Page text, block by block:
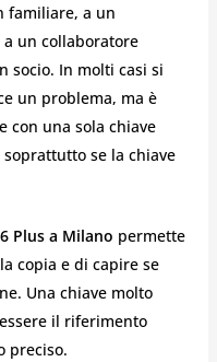
familiare, a un
un collaboratore
socio. In molti casi si
un problema, ma è
con una sola chiave
se la chiave
Plus a Milano permette
copia e di capire se
Una chiave molto
il riferimento
preciso.